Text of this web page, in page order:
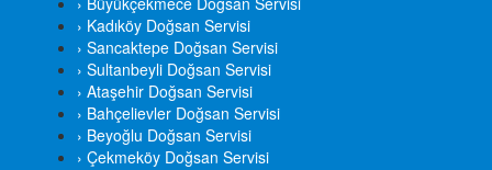
› Kadıköy Doğsan Servisi
› Sancaktepe Doğsan Servisi
› Sultanbeyli Doğsan Servisi
› Ataşehir Doğsan Servisi
› Bahçelievler Doğsan Servisi
› Beyoğlu Doğsan Servisi
› Çekmeköy Doğsan Servisi